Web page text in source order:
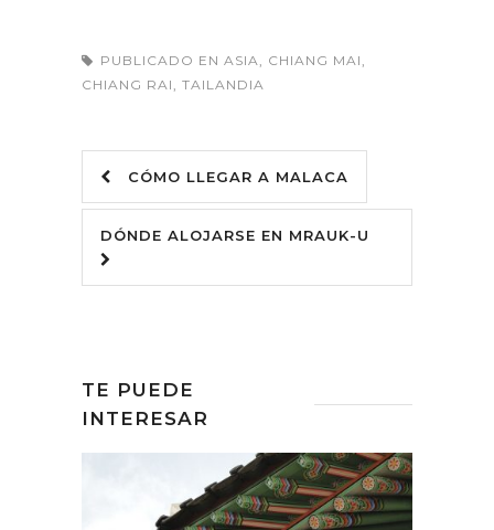
PUBLICADO EN ASIA, CHIANG MAI ,
CHIANG RAI , TAILANDIA
CÓMO LLEGAR A MALACA
DÓNDE ALOJARSE EN MRAUK-U
TE PUEDE
INTERESAR